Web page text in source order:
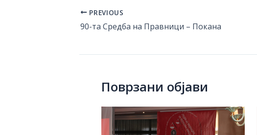
Post
navigation
PREVIOUS
90-та Средба на Правници – Покана
Поврзани објави